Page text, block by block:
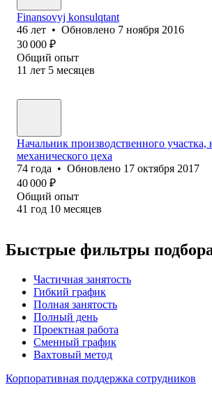
Finansovyj konsulqtant
46 лет • Обновлено 7 ноября 2016
30 000 ₽
Общий опыт
11 лет 5 месяцев
Начальник производственного участка,
механического цеха
74 года • Обновлено 17 октября 2017
40 000 ₽
Общий опыт
41 год 10 месяцев
Быстрые фильтры
Частичная занятость
Гибкий график
Полная занятость
Полный день
Проектная работа
Сменный график
Вахтовый метод
Корпоративная поддержка сотрудников